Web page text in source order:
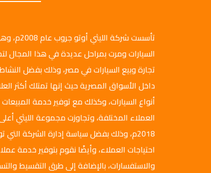
تأسست
السيارات ومرت بمراحل عديدة في هذا المجال
تجارة وبيع السيارات في مصر، وذلك بفضل
داخل الأسواق المصرية حيث إنها تمتلك أكثر
أنواع السيارات، وكذلك مع توفير خدمة
العملاء المختلفة، وتجاوزت مجموعة الليثي
2018م، وذلك بفضل سياسة إدارة الشركة التي
احتياجات العملاء، وأيضًا نقوم بتوفير خدمة
والاستفسارات، بالإضافة إلى طرق التقسيط